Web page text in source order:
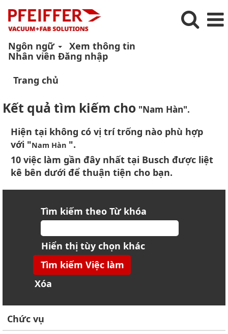
Ngôn ngữ
Xem thông tin
Nhân viên Đăng nhập
Trang chủ
Kết quả tìm kiếm cho "Nam Hàn".
Hiện tại không có vị trí trống nào phù hợp
với "Nam Hàn ".
10 việc làm gần đây nhất tại Busch được liệt
kê bên dưới để thuận tiện cho bạn.
Tìm kiếm theo Từ khóa
Hiển thị tùy chọn khác
Xóa
Chức vụ